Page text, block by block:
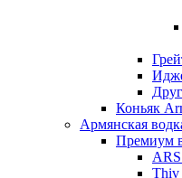
Коньяк
Армянская
Премиум
Thiv